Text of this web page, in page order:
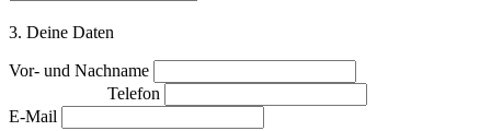
3. Deine Daten
Vor- und Nachname
Telefon
E-Mail